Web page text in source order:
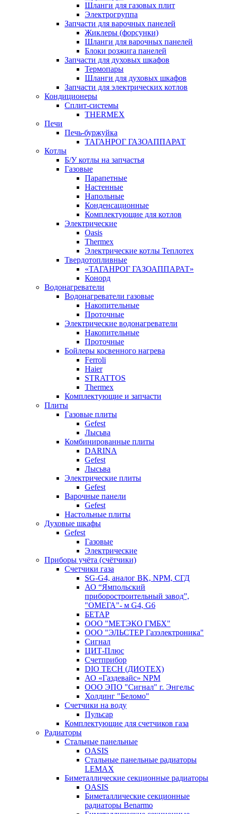
Шланги для газовых плит
Электрогруппа
Запчасти для варочных панелей
Жиклеры (форсунки)
Шланги для варочных панелей
Блоки розжига панелей
Запчасти для духовых шкафов
Термопары
Шланги для духовых шкафов
Запчасти для электрических котлов
Кондиционеры
Сплит-системы
THERMEX
Печи
Печь-буржуйка
ТАГАНРОГ ГАЗОАППАРАТ
Котлы
Б/У котлы на запчастья
Газовые
Парапетные
Настенные
Напольные
Конденсационные
Комплектующие для котлов
Электрические
Oasis
Thermex
Электрические котлы Теплотех
Твердотопливные
«ТАГАНРОГ ГАЗОАППАРАТ»
Конорд
Водонагреватели
Водонагреватели газовые
Накопительные
Проточные
Электрические водонагреватели
Накопительные
Проточные
Бойлеры косвенного нагрева
Ferroli
Haier
STRATTOS
Thermex
Комплектующие и запчасти
Плиты
Газовые плиты
Gefest
Лысьва
Комбинированные плиты
DARINA
Gefest
Лысьва
Электрические плиты
Gefest
Варочные панели
Gefest
Настольные плиты
Духовые шкафы
Gefest
Газовые
Электрические
Приборы учёта (счётчики)
Счетчики газа
SG-G4, аналог BK, NPM, СГД
АО “Ямпольский
приборостроительный завод”,
"ОМЕГА"- м G4, G6
БЕТАР
ООО "МЕТЭКО ГМБХ"
ООО "ЭЛЬСТЕР Газэлектроника"
Сигнал
ЦИТ-Плюс
Счетприбор
DIO TECH (ДИОТЕХ)
АО «Газдевайс» NPM
ООО ЭПО "Сигнал" г. Энгельс
Холдинг "Беломо"
Счетчики на воду
Пульсар
Комплектующие для счетчиков газа
Радиаторы
Стальные панельные
OASIS
Стальные панельные радиаторы
LEMAX
Биметаллические секционные радиаторы
OASIS
Биметаллические секционные
радиаторы Benarmo